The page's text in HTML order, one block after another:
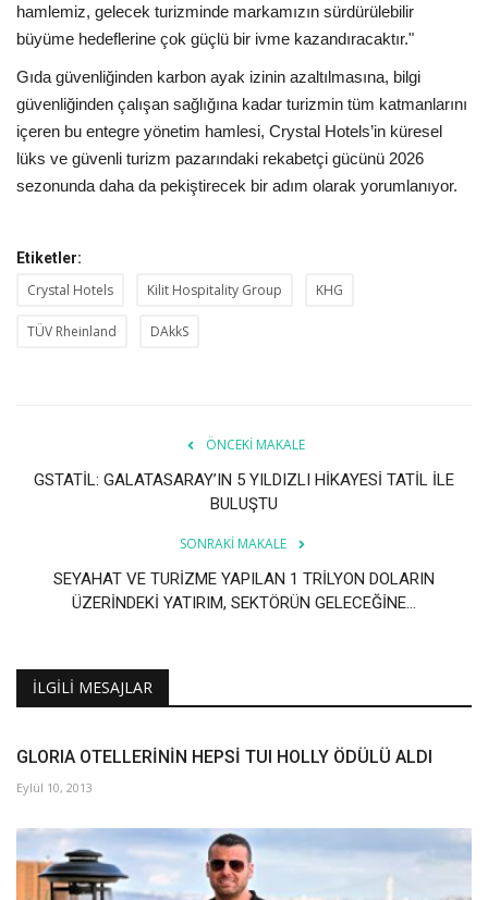
hamlemiz, gelecek turizminde markamızın sürdürülebilir
büyüme hedeflerine çok güçlü bir ivme kazandıracaktır."
Gıda güvenliğinden karbon ayak izinin azaltılmasına, bilgi
güvenliğinden çalışan sağlığına kadar turizmin tüm katmanlarını
içeren bu entegre yönetim hamlesi, Crystal Hotels’in küresel
lüks ve güvenli turizm pazarındaki rekabetçi gücünü 2026
sezonunda daha da pekiştirecek bir adım olarak yorumlanıyor.
Etiketler:
Crystal Hotels Kilit Hospitality Group KHG
TÜV Rheinland DAkkS
ÖNCEKI MAKALE
GSTATİL: GALATASARAY’IN 5 YILDIZLI HİKAYESİ TATİL İLE
BULUŞTU
SONRAKI MAKALE
SEYAHAT VE TURİZME YAPILAN 1 TRİLYON DOLARIN
ÜZERİNDEKİ YATIRIM, SEKTÖRÜN GELECEĞİNE...
İLGILI MESAJLAR
GLORIA OTELLERİNİN HEPSİ TUI HOLLY ÖDÜLÜ ALDI
Eylül 10, 2013